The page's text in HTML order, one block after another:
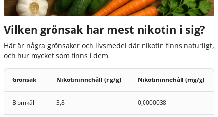
Vilken grönsak har mest nikotin i sig?
Här är några grönsaker och livsmedel där nikotin finns naturligt,
och hur mycket som finns i dem:
Grönsak Nikotininnehåll (ng/g) Nikotininnehåll (mg/g)
Blomkål 3,8 0,0000038